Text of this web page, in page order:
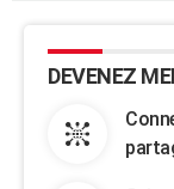
DEVENEZ